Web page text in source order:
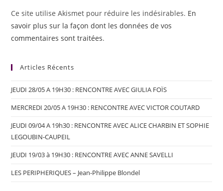
Ce site utilise Akismet pour réduire les indésirables. En
savoir plus sur la façon dont les données de vos
commentaires sont traitées.
Articles Récents
JEUDI 28/05 A 19H30 : RENCONTRE AVEC GIULIA FOÏS
MERCREDI 20/05 A 19H30 : RENCONTRE AVEC VICTOR COUTARD
JEUDI 09/04 A 19h30 : RENCONTRE AVEC ALICE CHARBIN ET SOPHIE
LEGOUBIN-CAUPEIL
JEUDI 19/03 à 19H30 : RENCONTRE AVEC ANNE SAVELLI
LES PERIPHERIQUES – Jean-Philippe Blondel